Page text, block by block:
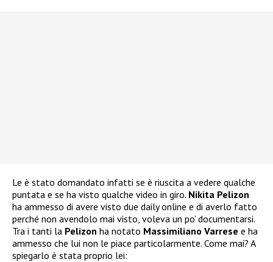
Le è stato domandato infatti se è riuscita a vedere qualche
puntata e se ha visto qualche video in giro. Nikita Pelizon
ha ammesso di avere visto due daily online e di averlo fatto
perché non avendolo mai visto, voleva un po’ documentarsi.
Tra i tanti la Pelizon ha notato Massimiliano Varrese e ha
ammesso che lui non le piace particolarmente. Come mai? A
spiegarlo è stata proprio lei: